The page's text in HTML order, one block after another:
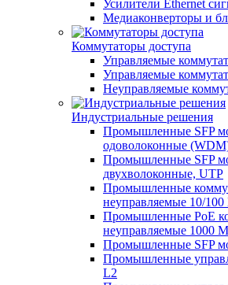
Усилители Ethernet
Медиаконверторы и
Коммутаторы доступа
Управляемые
Управляемые
Неуправляемые
Индустриальные решения
Промышленные SFP
одоволоконные
Промышленные SFP
двухволоконные, UTP
Промышленные
неуправляемые 10/
Промышленные PoE
неуправляемые 1000
Промышленные SFP
Промышленные
L2